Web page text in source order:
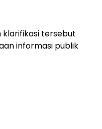
klarifikasi tersebut
informasi publik